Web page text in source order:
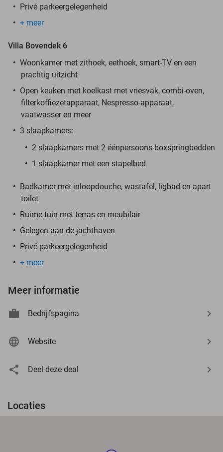
Privé parkeergelegenheid
+ meer
Villa Bovendek 6
Woonkamer met zithoek, eethoek, smart-TV en een
prachtig uitzicht
Open keuken met koelkast met vriesvak, combi-oven,
filterkoffiezetapparaat, Nespresso-apparaat,
vaatwasser en meer
3 slaapkamers:
2 slaapkamers met 2 éénpersoons-boxspringbedden
1 slaapkamer met een stapelbed
Badkamer met inloopdouche, wastafel, ligbad en apart
toilet
Ruime tuin met terras en meubilair
Gelegen aan de jachthaven
Privé parkeergelegenheid
+ meer
Meer informatie
Bedrijfspagina
Website
Deel deze deal
Locaties